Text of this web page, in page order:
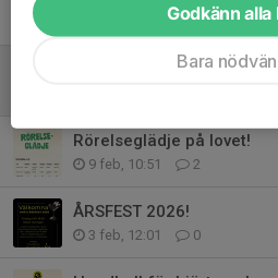
0
Handboll och basket idag
Rörelseglädje på lovet!
9 feb, 10:51 2
ÅRSFEST 2026!
3 feb, 12:01 0
Godkänn alla
Bara